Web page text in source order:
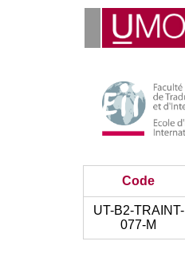
Code
UT-B2-TRAINT-
077-M